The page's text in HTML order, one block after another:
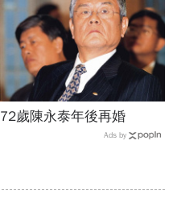
72歲陳永泰年後再婚
Ads by